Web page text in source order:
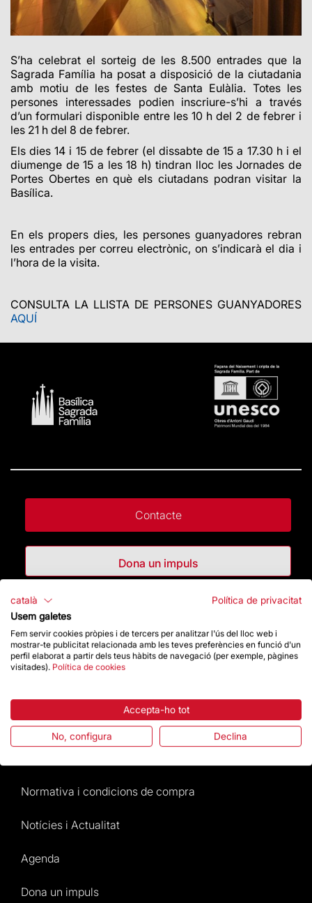
S’ha celebrat el sorteig de les 8.500 entrades que la
Sagrada Família ha posat a disposició de la ciutadania
amb motiu de les festes de Santa Eulàlia. Totes les
persones interessades podien inscriure-s’hi a través
d’un formulari disponible entre les 10 h del 2 de febrer i
les 21 h del 8 de febrer.
Els dies 14 i 15 de febrer (el dissabte de 15 a 17.30 h i el
diumenge de 15 a les 18 h) tindran lloc les Jornades de
Portes Obertes en què els ciutadans podran visitar la
Basílica.
En els propers dies, les persones guanyadores rebran
les entrades per correu electrònic, on s’indicarà el dia i
l’hora de la visita.
CONSULTA LA LLISTA DE PERSONES GUANYADORES
AQUÍ
Contacte
Dona un impuls
Destacats
Preguntes freqüents
Normativa i condicions de compra
Notícies i Actualitat
Agenda
Dona un impuls
català
Política de privacitat
Usem galetes
Fem servir cookies pròpies i de tercers per analitzar l'ús del lloc web i
mostrar-te publicitat relacionada amb les teves preferències en funció d'un
perfil elaborat a partir dels teus hàbits de navegació (per exemple, pàgines
visitades). Política de cookies
Accepta-ho tot
No, configura Declina